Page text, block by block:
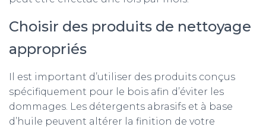
Choisir des produits de nettoyage
appropriés
Il est important d’utiliser des produits conçus
spécifiquement pour le bois afin d’éviter les
dommages. Les détergents abrasifs et à base
d’huile peuvent altérer la finition de votre